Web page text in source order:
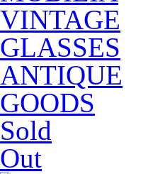
VINTAGE
GLASSES
ANTIQUE
GOODS
Sold
Out